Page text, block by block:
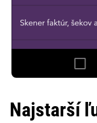
Najstarší